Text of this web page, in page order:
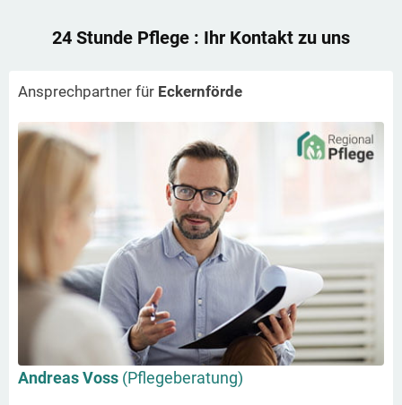
24 Stunde Pflege : Ihr Kontakt zu uns
Ansprechpartner für Eckernförde
Andreas Voss (Pflegeberatung)